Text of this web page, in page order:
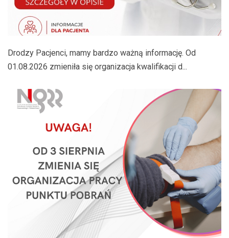
Drodzy Pacjenci, mamy bardzo ważną informację. Od
01.08.2026 zmieniła się organizacja kwalifikacji d...